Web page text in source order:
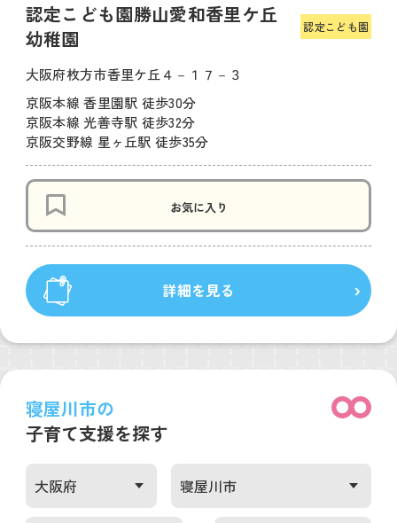
認定こども園勝山愛和香里ケ丘
幼稚園
認定こども園
大阪府枚方市香里ケ丘４－１７－３
京阪本線 香里園駅 徒歩30分
京阪本線 光善寺駅 徒歩32分
京阪交野線 星ヶ丘駅 徒歩35分
お気に入り
詳細を見る
寝屋川市の
子育て支援を探す